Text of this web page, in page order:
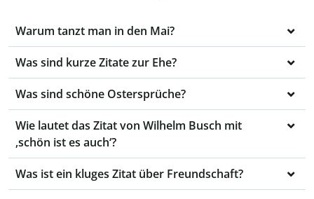
Warum tanzt man in den Mai?
Was sind kurze Zitate zur Ehe?
Was sind schöne Ostersprüche?
Wie lautet das Zitat von Wilhelm Busch mit
‚schön ist es auch‘?
Was ist ein kluges Zitat über Freundschaft?